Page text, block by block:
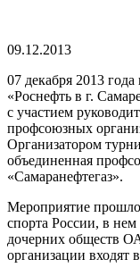
09.12.2013
07 декабря 2013
«Роснефть в г.
с участием
профсоюзных
Организатором
объединенная
«Самаранефтегаз».
Мероприятие
спорта России, в нем
дочерних обществ
организации